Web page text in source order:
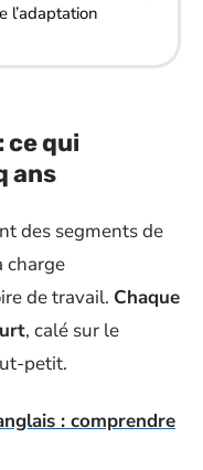
l’adaptation
ce qui
ans
des segments de
charge
de travail. Chaque
, calé sur le
petit.
: comprendre